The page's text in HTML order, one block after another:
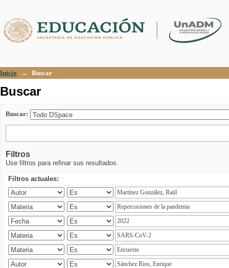
Inicio → Buscar
Buscar
Buscar:
Filtros
Use filtros para refinar sus resultados.
Filtros actuales: